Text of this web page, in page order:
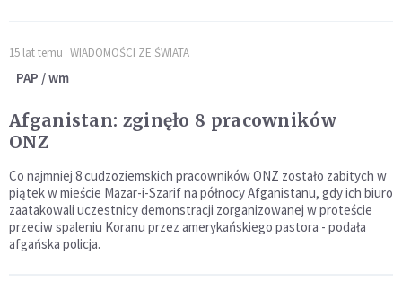
15 lat temu WIADOMOŚCI ZE ŚWIATA
PAP / wm
Afganistan: zginęło 8 pracowników
ONZ
Co najmniej 8 cudzoziemskich pracowników ONZ zostało zabitych w
piątek w mieście Mazar-i-Szarif na północy Afganistanu, gdy ich biuro
zaatakowali uczestnicy demonstracji zorganizowanej w proteście
przeciw spaleniu Koranu przez amerykańskiego pastora - podała
afgańska policja.